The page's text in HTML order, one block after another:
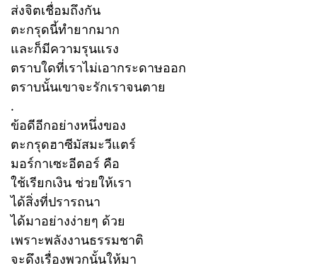
ส่งจิตเชื่อมถึงกัน
ตะกรุดนี้ทำยากมาก
และก็มีความรุนแรง
ตราบใดที่เราไม่เอากระดาษออก
ตราบนั้นเขาจะรักเราจนตาย
.
ข้อดีอีกอย่างหนึ่งของ
ตะกรุดฮาซีมัสมะวีแตร์
มอร์กาเซะอีตอร์ คือ
ใช้เรียกเงิน ช่วยให้เรา
ได้สิ่งที่ปรารถนา
ได้มาอย่างง่ายๆ ด้วย
เพราะพลังงานธรรมชาติ
จะดึงเรื่องพวกนั้นให้มา